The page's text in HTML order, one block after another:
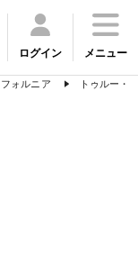
ログイン メニュー
ォルニア
トゥルー・